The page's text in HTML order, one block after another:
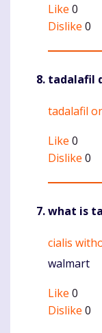
Like 0
Dislike 0
tadalafil
tadalafil
Like 0
Dislike 0
what is
cialis
walmart
Like 0
Dislike 0